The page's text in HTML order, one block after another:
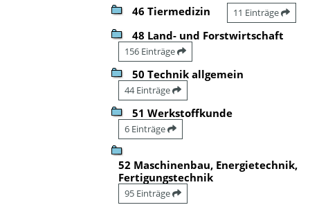
46 Tiermedizin 11 Einträge
48 Land- und Forstwirtschaft
156 Einträge
50 Technik allgemein
44 Einträge
51 Werkstoffkunde
6 Einträge
52 Maschinenbau, Energietechnik,
Fertigungstechnik
95 Einträge